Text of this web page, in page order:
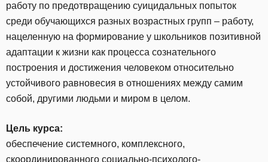
работу по предотвращению суицидальных попыток
среди обучающихся разных возрастных групп – работу,
нацеленную на формирование у школьников позитивной
адаптации к жизни как процесса сознательного
построения и достижения человеком относительно
устойчивого равновесия в отношениях между самим
собой, другими людьми и миром в целом.
Цель курса:
обеспечение системного, комплексного,
скоординированного социально-психолого-